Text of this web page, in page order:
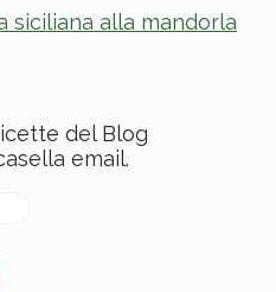
siciliana alla mandorla
del Blog
email.